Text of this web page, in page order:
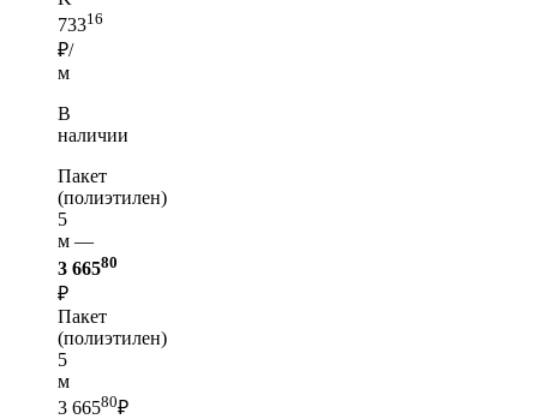
73316
₽/
м
В
наличии
Пакет
(полиэтилен)
5
м —
3 66580
₽
Пакет
(полиэтилен)
5
м
3 66580₽